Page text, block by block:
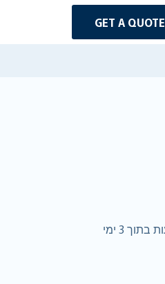
GET A QUOTE
אז אתם שוכרים רכב ב- קובה. ב-RentalCover.com, בנינו עסק גלובלי מסביב המעניק ללקוחות כיסוי טוב יותר במחיר טוב יותר. ואנו משלמים 98% מהתביעות בתוך 3 ימי